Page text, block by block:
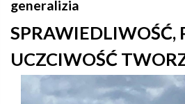
generalizia
SPRAWIEDLIWOŚĆ,
UCZCIWOŚĆ